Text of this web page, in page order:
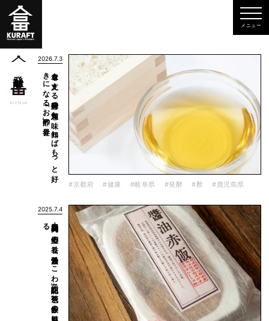
Archive
2026.7.3
食卓を
支え
る
発酵の
知恵と
味、
知れ
ば
も
っ
と
好
き
に
な
る
「お
酢」の
世界
#京都府 #健康 #岐阜県 #発酵 #酢 #鹿児島県
2025.7.4
新潟県・長岡の
郷土の
香り
「醤油お
こ
わ
」探訪記～
茶色い
赤飯の
魅力に
迫
る